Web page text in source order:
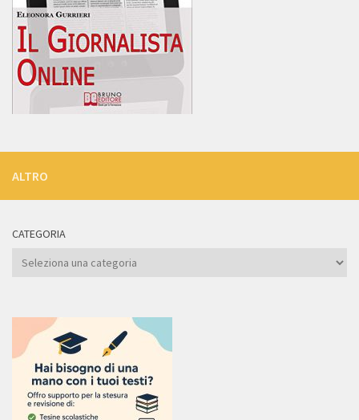
ALTRO
CATEGORIA
Categoria